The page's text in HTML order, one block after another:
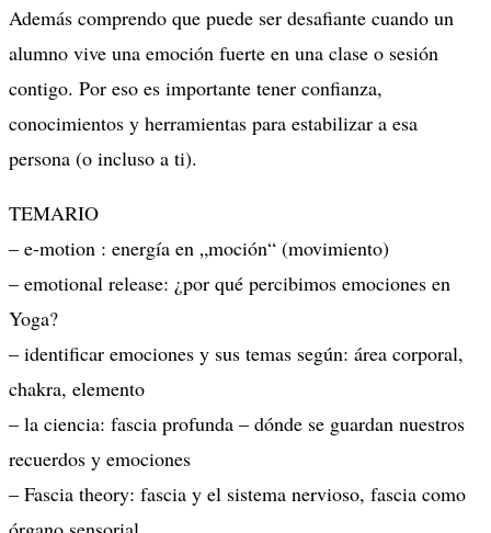
Además comprendo que puede ser desafiante cuando un
alumno vive una emoción fuerte en una clase o sesión
contigo. Por eso es importante tener confianza,
conocimientos y herramientas para estabilizar a esa
persona (o incluso a ti).
TEMARIO
– e-motion : energía en „moción“ (movimiento)
– emotional release: ¿por qué percibimos emociones en
Yoga?
– identificar emociones y sus temas según: área corporal,
chakra, elemento
– la ciencia: fascia profunda – dónde se guardan nuestros
recuerdos y emociones
– Fascia theory: fascia y el sistema nervioso, fascia como